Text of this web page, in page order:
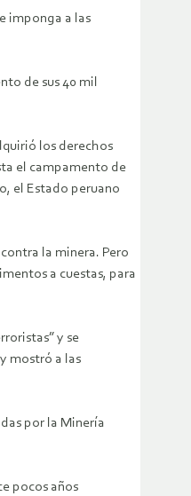
imponga a las
de sus 40 mil
los derechos
el campamento de
el Estado peruano
la minera. Pero
a cuestas, para
y se
mostró a las
por la Minería
pocos años